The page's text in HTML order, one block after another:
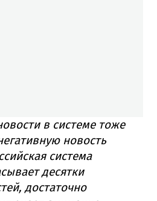
в системе тоже
новость
система
десятки
достаточно